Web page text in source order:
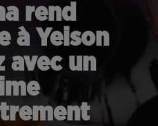
rend
à Yeison
avec un